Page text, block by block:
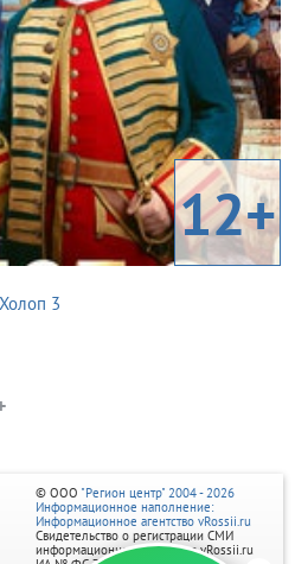
12+
Холоп 3
© ООО "Регион центр" 2004 - 2026
Информационное наполнение:
Информационное агентство vRossii.ru
Свидетельство о регистрации СМИ
информационного агентства vRossii.ru